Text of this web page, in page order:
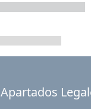
Apartados